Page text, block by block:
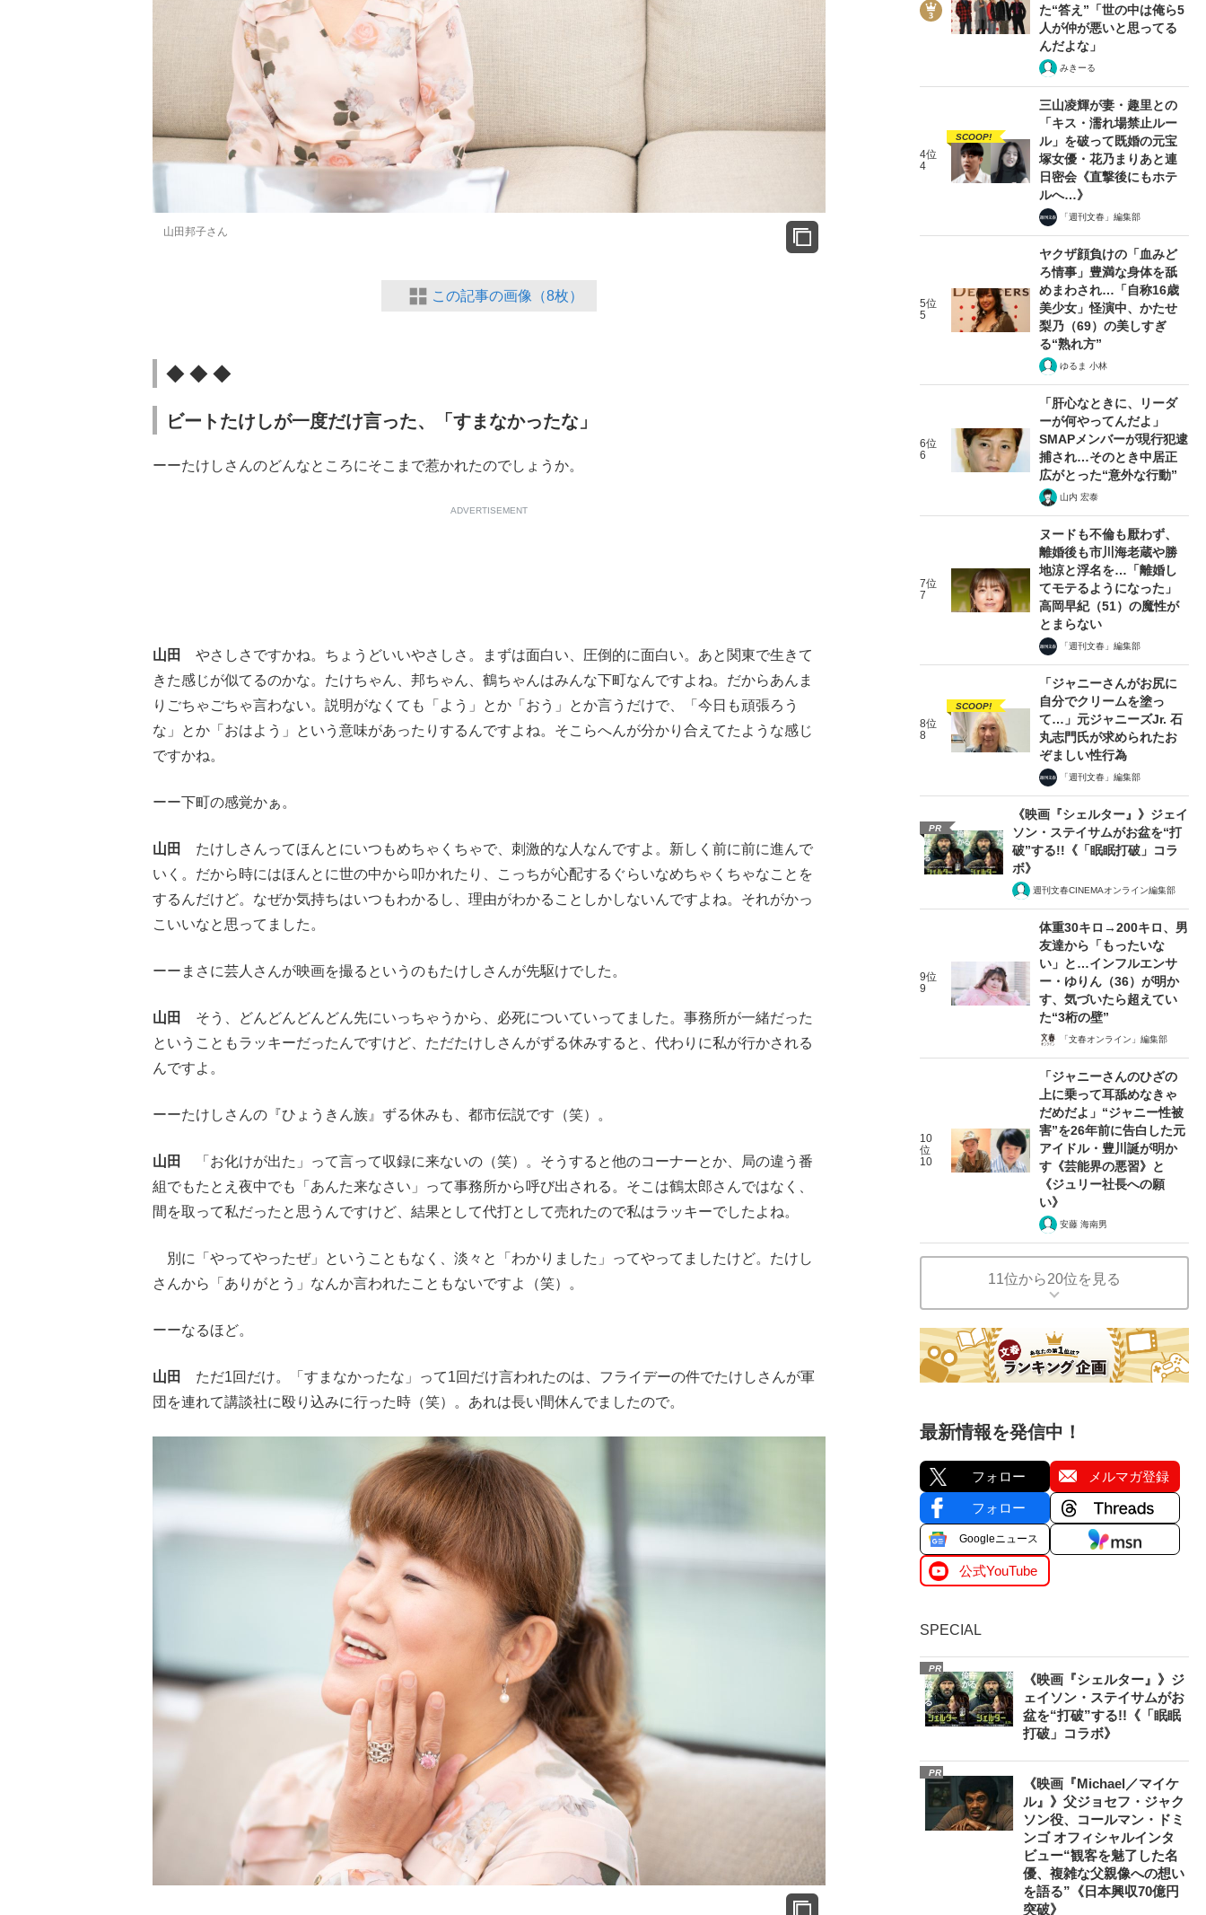
山田邦子さん
この記事の画像（8枚）
◆ ◆ ◆
ビートたけしが一度だけ言った、「すまなかったな」
ーーたけしさんのどんなところにそこまで惹かれたのでしょうか。
ADVERTISEMENT
山田
やさしさですかね。ちょうどいいやさしさ。まずは面白い、圧倒的に面白い。あと関東で生きて
きた感じが似てるのかな。たけちゃん、邦ちゃん、鶴ちゃんはみんな下町なんですよね。だからあんま
りごちゃごちゃ言わない。説明がなくても「よう」とか「おう」とか言うだけで、「今日も頑張ろう
な」とか「おはよう」という意味があったりするんですよね。そこらへんが分かり合えてたような感じ
ですかね。
ーー下町の感覚かぁ。
山田
たけしさんってほんとにいつもめちゃくちゃで、刺激的な人なんですよ。新しく前に前に進んで
いく。だから時にはほんとに世の中から叩かれたり、こっちが心配するぐらいなめちゃくちゃなことを
するんだけど。なぜか気持ちはいつもわかるし、理由がわかることしかしないんですよね。それがかっ
こいいなと思ってました。
ーーまさに芸人さんが映画を撮るというのもたけしさんが先駆けでした。
山田
そう、どんどんどんどん先にいっちゃうから、必死についていってました。事務所が一緒だった
ということもラッキーだったんですけど、ただたけしさんがずる休みすると、代わりに私が行かされる
んですよ。
ーーたけしさんの『ひょうきん族』ずる休みも、都市伝説です（笑）。
山田
「お化けが出た」って言って収録に来ないの（笑）。そうすると他のコーナーとか、局の違う番
組でもたとえ夜中でも「あんた来なさい」って事務所から呼び出される。そこは鶴太郎さんではなく、
間を取って私だったと思うんですけど、結果として代打として売れたので私はラッキーでしたよね。
別に「やってやったぜ」ということもなく、淡々と「わかりました」ってやってましたけど。たけし
さんから「ありがとう」なんか言われたこともないですよ（笑）。
ーーなるほど。
山田
ただ1回だけ。「すまなかったな」って1回だけ言われたのは、フライデーの件でたけしさんが軍
団を連れて講談社に殴り込みに行った時（笑）。あれは長い間休んでましたので。
た“答え”「世の中は俺ら5
人が仲が悪いと思ってる
んだよな」
みきーる
4位
4
SCOOP!
三山凌輝が妻・趣里との
「キス・濡れ場禁止ルー
ル」を破って既婚の元宝
塚女優・花乃まりあと連
日密会《直撃後にもホテ
ルへ…》
「週刊文春」編集部
5位
5
ヤクザ顔負けの「血みど
ろ情事」豊満な身体を舐
めまわされ…「自称16歳
美少女」怪演中、かたせ
梨乃（69）の美しすぎ
る“熟れ方”
ゆるま 小林
6位
6
「肝心なときに、リーダ
ーが何やってんだよ」
SMAPメンバーが現行犯逮
捕され…そのとき中居正
広がとった“意外な行動”
山内 宏泰
7位
7
ヌードも不倫も厭わず、
離婚後も市川海老蔵や勝
地涼と浮名を…「離婚し
てモテるようになった」
高岡早紀（51）の魔性が
とまらない
「週刊文春」編集部
8位
8
SCOOP!
「ジャニーさんがお尻に
自分でクリームを塗っ
て…」元ジャニーズJr. 石
丸志門氏が求められたお
ぞましい性行為
「週刊文春」編集部
PR
《映画『シェルター』》ジェイ
ソン・ステイサムがお盆を“打
破”する!!《「眠眠打破」コラ
ボ》
週刊文春CINEMAオンライン編集部
9位
9
体重30キロ→200キロ、男
友達から「もったいな
い」と…インフルエンサ
ー・ゆりん（36）が明か
す、気づいたら超えてい
た“3桁の壁”
「文春オンライン」編集部
10
位
10
「ジャニーさんのひざの
上に乗って耳舐めなきゃ
だめだよ」“ジャニー性被
害”を26年前に告白した元
アイドル・豊川誕が明か
す《芸能界の悪習》と
《ジュリー社長への願
い》
安藤 海南男
11位から20位を見る
最新情報を発信中！
フォロー メルマガ登録
フォロー
Googleニュース
公式YouTube
SPECIAL
PR
《映画『シェルター』》ジ
ェイソン・ステイサムがお
盆を“打破”する!!《「眠眠
打破」コラボ》
PR
《映画『Michael／マイケ
ル』》父ジョセフ・ジャク
ソン役、コールマン・ドミ
ンゴ オフィシャルインタ
ビュー“観客を魅了した名
優、複雑な父親像への想い
を語る”《日本興収70億円
突破》